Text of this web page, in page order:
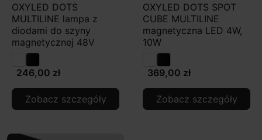
OXYLED DOTS
MULTILINE lampa z
diodami do szyny
magnetycznej 48V
246,00 zł
Zobacz szczegóły
OXYLED DOTS SPOT
CUBE MULTILINE
magnetyczna LED 4W,
10W
369,00 zł
Zobacz szczegóły